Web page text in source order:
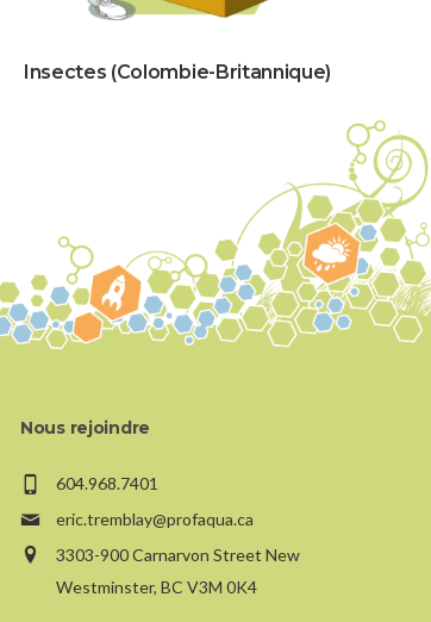
Insectes (Colombie-Britannique)
Nous rejoindre
604.968.7401
eric.tremblay@profaqua.ca
3303-900 Carnarvon Street New
Westminster, BC V3M 0K4